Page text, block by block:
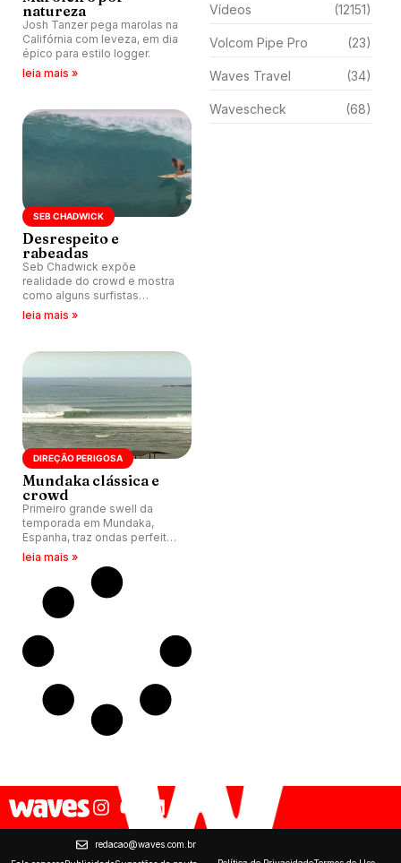
natureza
Josh Tanzer pega marolas na
Califórnia com leveza, em dia
épico para estilo logger.
leia mais »
SEB CHADWICK
Desrespeito e
rabeadas
Seb Chadwick expõe
realidade do crowd e mostra
como alguns surfistas
transformam line up em
leia mais »
DIREÇÃO PERIGOSA
Mundaka clássica e
crowd
Primeiro grande swell da
temporada em Mundaka,
Espanha, traz ondas perfeitas,
além de crowd bizarro com
mais de 200 surfistas.
leia mais »
Vídeos (12151)
Volcom Pipe Pro (23)
Waves Travel (34)
Wavescheck (68)
redacao@waves.com.br